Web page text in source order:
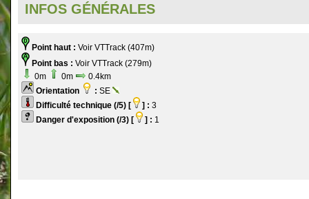
INFOS GÉNÉRALES
Point haut : Voir VTTrack (407m)
Point bas : Voir VTTrack (279m)
0m
0m
0.4km
Orientation
: SE
Difficulté technique (/5) [
] : 3
Danger d'exposition (/3) [
] : 1